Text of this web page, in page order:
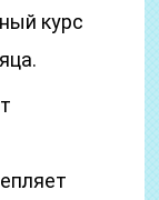
курс